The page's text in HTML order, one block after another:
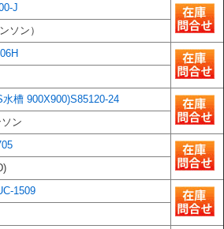
J
ソン）
槽 900X900)S85120-24
ン
1509